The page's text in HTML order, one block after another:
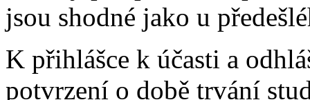
jsou shodné jako u
K přihlášce k účasti a
potvrzení o době trvání